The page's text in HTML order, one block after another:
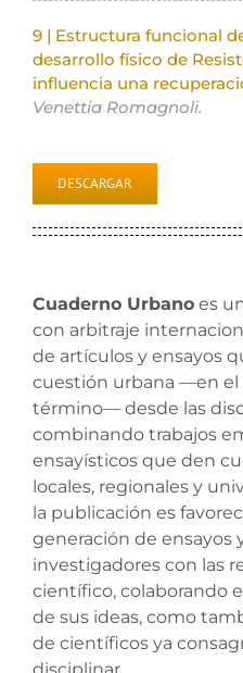
9 | Estructura funcional
desarrollo físico de
influencia una
Venettia Romagnoli.
DESCARGAR
Cuaderno Urbano es
con arbitraje
de artículos y ensayos
cuestión urbana —en el
término— desde las
combinando trabajos
ensayísticos que den
locales, regionales y
la publicación es
generación de ensayos
investigadores con las
científico, colaborando
de sus ideas, como
de científicos ya